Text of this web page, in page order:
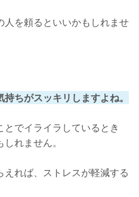
を頼るといいかもしれませ
持ちがスッキリしますよね。
でイライラしているとき
れません。
れば、ストレスが軽減する